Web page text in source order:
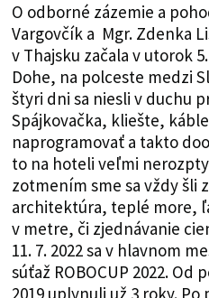
O odborné zázemie a
Vargovčík a Mgr. Zdenka
v Thajsku začala v utorok
Dohe, na polceste medzi
štyri dni sa niesli v duchu
Spájkovačka, kliešte,
naprogramovať a takto
to na hoteli veľmi
zotmením sme sa vždy šli
architektúra, teplé more,
v metre, či zjednávanie
11. 7. 2022 sa v hlavnom
súťaž ROBOCUP 2022.